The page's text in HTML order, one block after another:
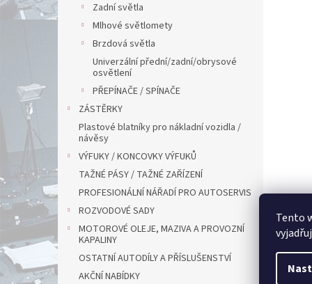
Tento
Zadní světla
Mlhové světlomety
Brzdová světla
Univerzální přední/zadní/obrysové
osvětlení
PŘEPÍNAČE / SPÍNAČE
ZÁSTĚRKY
Plastové blatníky pro nákladní vozidla /
návěsy
VÝFUKY / KONCOVKY VÝFUKŮ
TAŽNÉ PÁSY / TAŽNÉ ZAŘÍZENÍ
PROFESIONÁLNÍ NÁŘADÍ PRO AUTOSERVIS
ROZVODOVÉ SADY
MOTOROVÉ OLEJE, MAZIVA A PROVOZNÍ
KAPALINY
OSTATNÍ AUTODÍLY A PŘÍSLUŠENSTVÍ
AKČNÍ NABÍDKY